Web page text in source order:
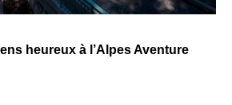
heureux à l’Alpes Aventure